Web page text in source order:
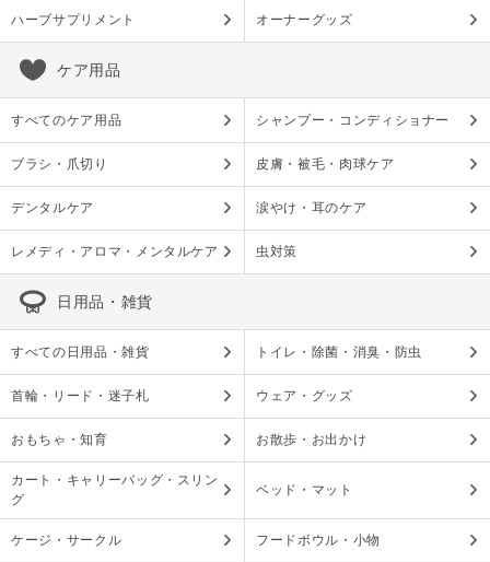
ハーブサプリメント オーナーグッズ
ケア用品
すべてのケア用品 シャンプー・コンディショナー
ブラシ・爪切り 皮膚・被毛・肉球ケア
デンタルケア 涙やけ・耳のケア
レメディ・アロマ・メンタルケア 虫対策
日用品・雑貨
すべての日用品・雑貨 トイレ・除菌・消臭・防虫
首輪・リード・迷子札 ウェア・グッズ
おもちゃ・知育 お散歩・お出かけ
カート・キャリーバッグ・スリン
グ
ベッド・マット
ケージ・サークル フードボウル・小物